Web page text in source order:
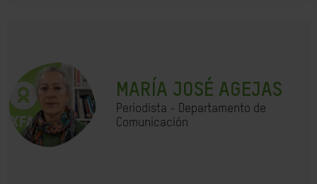
MARÍA JOSÉ AGEJAS
Periodista - Departamento de
Comunicación